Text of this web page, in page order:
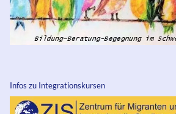
Infos zu Integrationskursen